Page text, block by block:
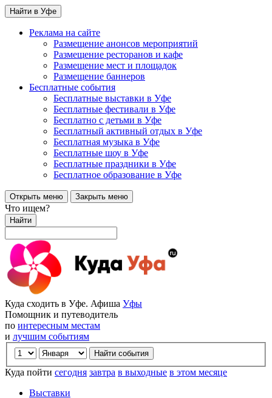
Найти в Уфе
Реклама на сайте
Размещение анонсов мероприятий
Размещение ресторанов и кафе
Размещение мест и площадок
Размещение баннеров
Бесплатные события
Бесплатные выставки в Уфе
Бесплатные фестивали в Уфе
Бесплатно с детьми в Уфе
Бесплатный активный отдых в Уфе
Бесплатная музыка в Уфе
Бесплатные шоу в Уфе
Бесплатные праздники в Уфе
Бесплатное образование в Уфе
Открыть меню Закрыть меню
Что ищем?
Найти
Куда сходить в Уфе. Афиша Уфы
Помощник и путеводитель
по интересным местам
и лучшим событиям
Куда пойти сегодня завтра в выходные в этом месяце
Выставки